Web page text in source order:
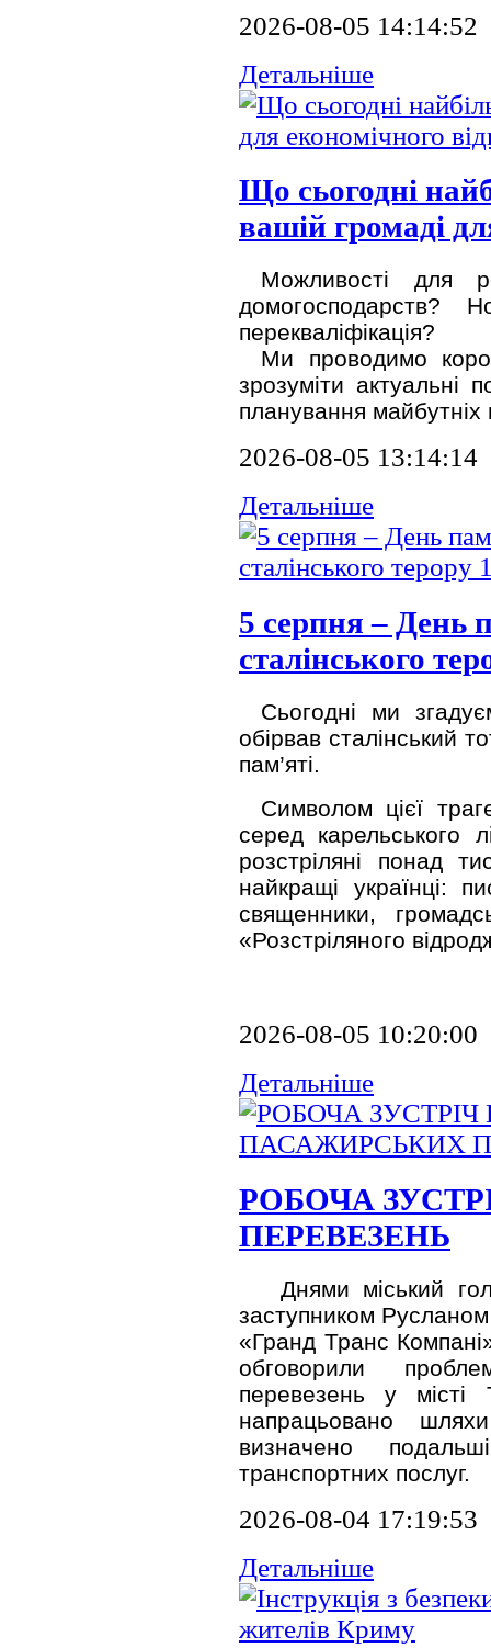
2026-08-05 14:14:52
Детальніше
Що сьогодні
вашій громаді
Можливості для
домогосподарств?
перекваліфікація?
Ми проводимо
зрозуміти актуальні
планування майбутніх
2026-08-05 13:14:14
Детальніше
5 серпня – День
сталінського
Сьогодні ми
обірвав сталінський
пам’яті.
Символом цієї
серед карельського
розстріляні понад
найкращі українці:
священники,
«Розстріляного
2026-08-05 10:20:00
Детальніше
РОБОЧА
ПЕРЕВЕЗЕНЬ
Днями міський
заступником
«Гранд Транс
обговорили
перевезень у місті
напрацьовано
визначено
транспортних послуг.
2026-08-04 17:19:53
Детальніше